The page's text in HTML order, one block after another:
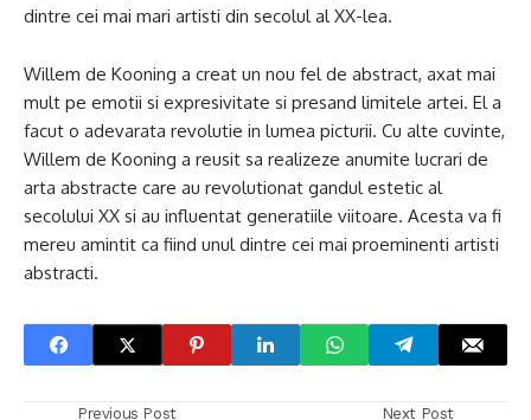
dintre cei mai mari artisti din secolul al XX-lea.
Willem de Kooning a creat un nou fel de abstract, axat mai
mult pe emotii si expresivitate si presand limitele artei. El a
facut o adevarata revolutie in lumea picturii. Cu alte cuvinte,
Willem de Kooning a reusit sa realizeze anumite lucrari de
arta abstracte care au revolutionat gandul estetic al
secolului XX si au influentat generatiile viitoare. Acesta va fi
mereu amintit ca fiind unul dintre cei mai proeminenti artisti
abstracti.
Previous Post Next Post